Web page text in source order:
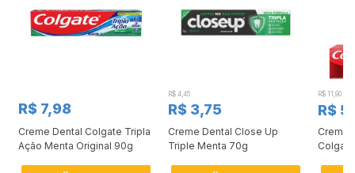
R$ 7,98
Creme Dental Colgate Tripla
Ação Menta Original 90g
R$ 4,45
R$ 3,75
Creme Dental Close Up
Triple Menta 70g
R$ 11,90
R$
Creme